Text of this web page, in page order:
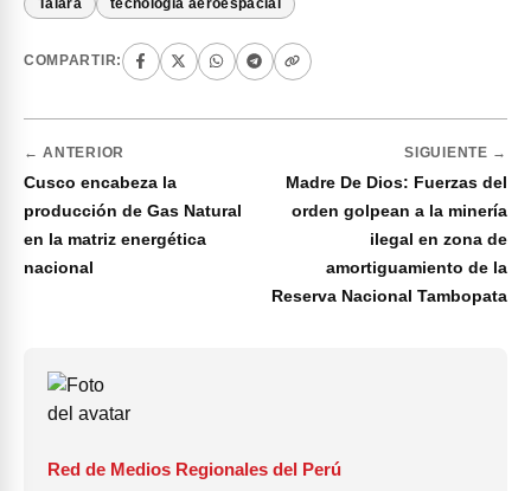
Talara tecnología aeroespacial
COMPARTIR:
← ANTERIOR
Cusco encabeza la
producción de Gas Natural
en la matriz energética
nacional
SIGUIENTE →
Madre De Dios: Fuerzas del
orden golpean a la minería
ilegal en zona de
amortiguamiento de la
Reserva Nacional Tambopata
Red de Medios Regionales del Perú